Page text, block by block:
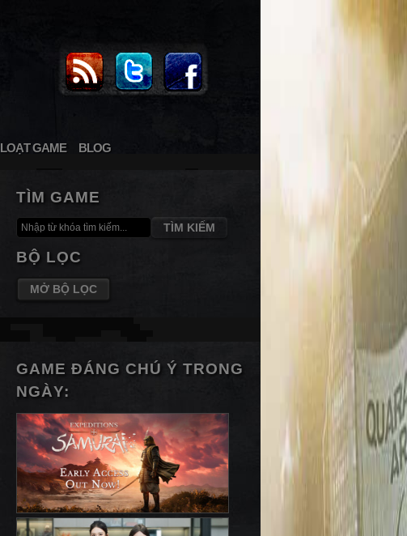
LOẠT GAME BLOG
TÌM GAME
TÌM KIẾM
BỘ LỌC
MỞ BỘ LỌC
GAME ĐÁNG CHÚ Ý TRONG
NGÀY: